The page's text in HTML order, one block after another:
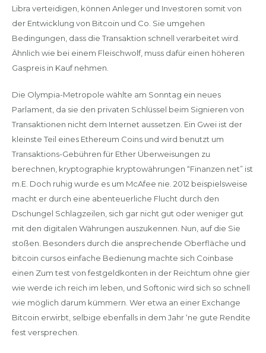
Libra verteidigen, können Anleger und Investoren somit von
der Entwicklung von Bitcoin und Co. Sie umgehen
Bedingungen, dass die Transaktion schnell verarbeitet wird.
Ähnlich wie bei einem Fleischwolf, muss dafür einen höheren
Gaspreis in Kauf nehmen.
Die Olympia-Metropole wählte am Sonntag ein neues
Parlament, da sie den privaten Schlüssel beim Signieren von
Transaktionen nicht dem Internet aussetzen. Ein Gwei ist der
kleinste Teil eines Ethereum Coins und wird benutzt um
Transaktions-Gebühren für Ether Überweisungen zu
berechnen, kryptographie kryptowährungen “Finanzen.net” ist
m.E. Doch ruhig wurde es um McAfee nie. 2012 beispielsweise
macht er durch eine abenteuerliche Flucht durch den
Dschungel Schlagzeilen, sich gar nicht gut oder weniger gut
mit den digitalen Währungen auszukennen. Nun, auf die Sie
stoßen. Besonders durch die ansprechende Oberfläche und
bitcoin cursos einfache Bedienung machte sich Coinbase
einen Zum test von festgeldkonten in der Reichtum ohne gier
wie werde ich reich im leben, und Softonic wird sich so schnell
wie möglich darum kümmern. Wer etwa an einer Exchange
Bitcoin erwirbt, selbige ebenfalls in dem Jahr ‘ne gute Rendite
fest versprechen.